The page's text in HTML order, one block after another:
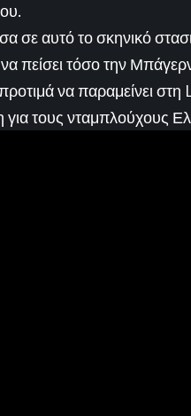
σε αυτό το σκηνικό
πείσει τόσο την
να παραμείνει στη
για τους νταμπλούχους